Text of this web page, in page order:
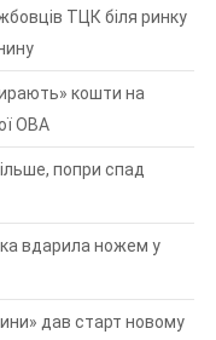
ТЦК біля ринку
кошти на
ОВА
попри спад
вдарила ножем у
дав старт новому